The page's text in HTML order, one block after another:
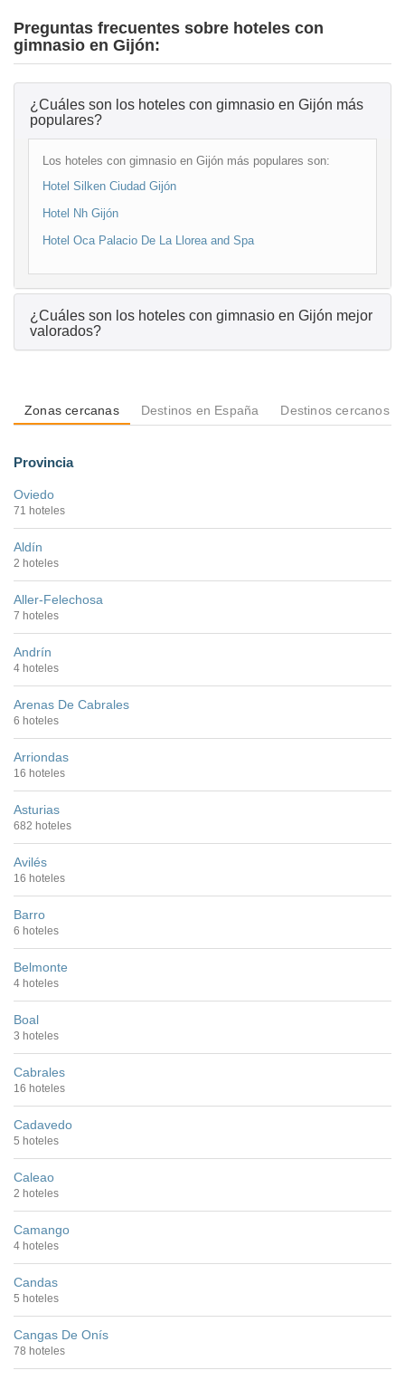
Preguntas frecuentes sobre hoteles con
gimnasio en Gijón:
¿Cuáles son los hoteles con gimnasio en Gijón más
populares?
Los hoteles con gimnasio en Gijón más populares son:
Hotel Silken Ciudad Gijón
Hotel Nh Gijón
Hotel Oca Palacio De La Llorea and Spa
¿Cuáles son los hoteles con gimnasio en Gijón mejor
valorados?
Zonas cercanas Destinos en España Destinos cercanos a
Provincia
Oviedo
71 hoteles
Aldín
2 hoteles
Aller-Felechosa
7 hoteles
Andrín
4 hoteles
Arenas De Cabrales
6 hoteles
Arriondas
16 hoteles
Asturias
682 hoteles
Avilés
16 hoteles
Barro
6 hoteles
Belmonte
4 hoteles
Boal
3 hoteles
Cabrales
16 hoteles
Cadavedo
5 hoteles
Caleao
2 hoteles
Camango
4 hoteles
Candas
5 hoteles
Cangas De Onís
78 hoteles